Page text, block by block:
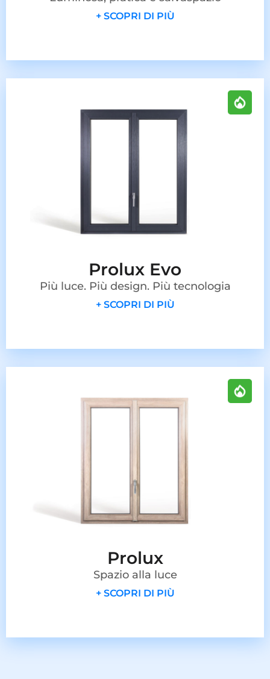
+ SCOPRI DI PIÙ
Prolux Evo
Più luce. Più design. Più tecnologia
+ SCOPRI DI PIÙ
Prolux
Spazio alla luce
+ SCOPRI DI PIÙ